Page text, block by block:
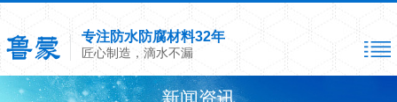
专注防水防腐材料32年
匠心制造，滴水不漏
新闻资讯